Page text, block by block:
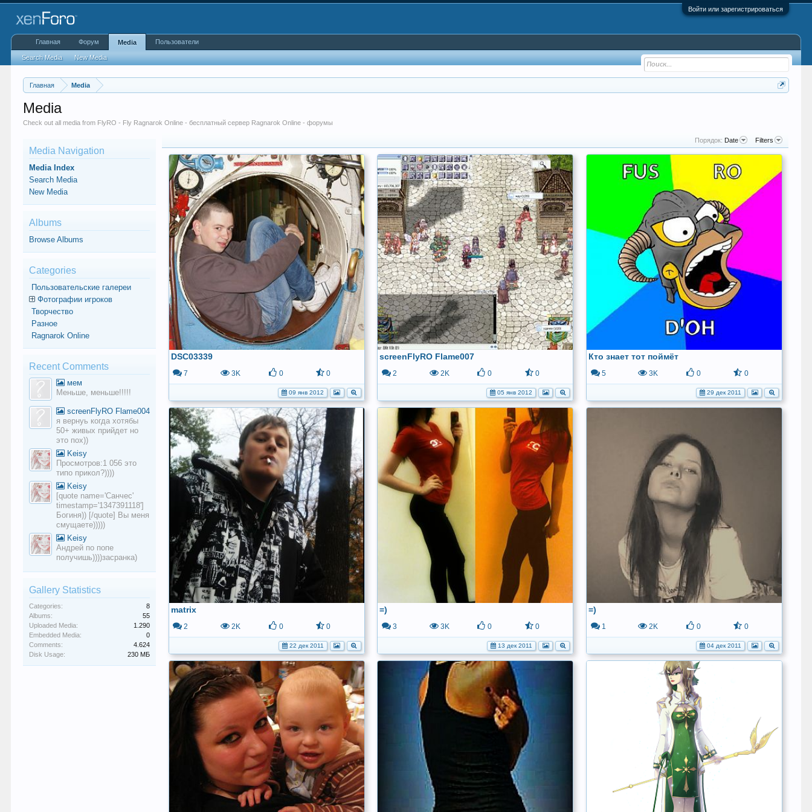
Войти или зарегистрироваться
Главная Media
Media
Check out all media from FlyRO - Fly Ragnarok Online - бесплатный сервер Ragnarok Online - форумы
Порядок: Date Filters
DSC03339
7 3K 0 0
09 янв 2012
screenFlyRO Flame007
2 2K 0 0
05 янв 2012
Кто знает тот поймёт
5 3K 0 0
29 дек 2011
matrix
2 2K 0 0
22 дек 2011
=)
3 3K 0 0
13 дек 2011
=)
1 2K 0 0
04 дек 2011
Media Navigation
Media Index
Search Media
New Media
Albums
Browse Albums
Categories
Пользовательские галереи
Фотографии игроков
Творчество
Разное
Ragnarok Online
Recent Comments
мем
Меньше, меньше!!!!!
screenFlyRO Flame004
я вернуь когда хотябы
50+ живых прийдет но
это пох))
Keisy
Просмотров:1 056 это
типо прикол?))))
Keisy
[quote name='Санчес'
timestamp='1347391118']
Богиня)) [/quote] Вы меня
смущаете)))))
Keisy
Андрей по попе
получишь))))засранка)
Gallery Statistics
Categories:
8
Albums:
55
Uploaded Media:
1.290
Embedded Media:
0
Comments:
4.624
Disk Usage:
230 МБ
Главная Форум Media
Search Media New Media
Пользователи